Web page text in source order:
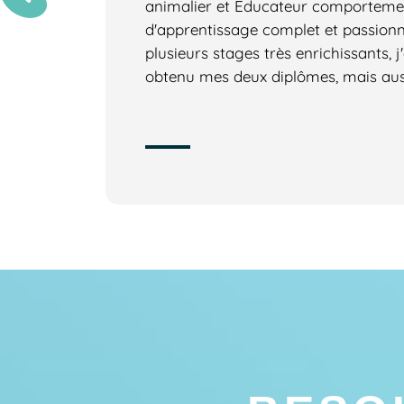
animalier et Éducateur
d'apprentissage complet et
plusieurs stages très enrichissants,
obtenu mes deux diplômes, mais